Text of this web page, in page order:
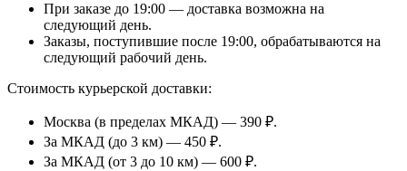
При заказе до 19:00 — доставка возможна на
следующий день.
Заказы, поступившие после 19:00, обрабатываются на
следующий рабочий день.
Стоимость курьерской доставки:
Москва (в пределах МКАД) — 390 ₽.
За МКАД (до 3 км) — 450 ₽.
За МКАД (от 3 до 10 км) — 600 ₽.